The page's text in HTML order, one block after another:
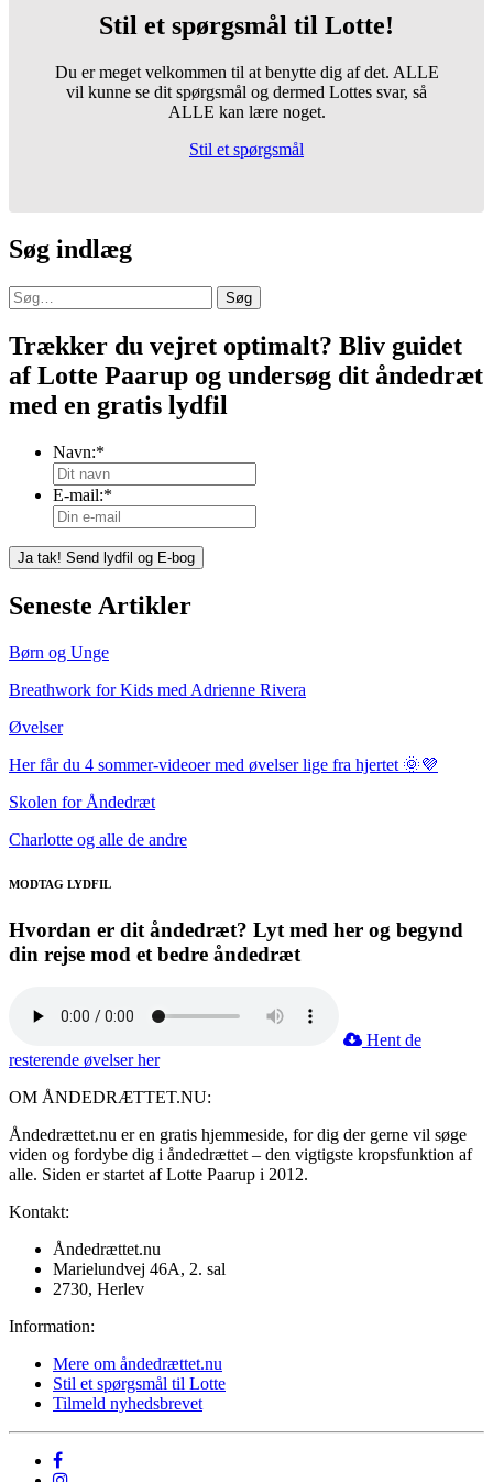
Stil et spørgsmål til Lotte!
Du er meget velkommen til at benytte dig af det. ALLE
vil kunne se dit spørgsmål og dermed Lottes svar, så
ALLE kan lære noget.
Stil et spørgsmål
Søg indlæg
Søg
Trækker du vejret optimalt? Bliv guidet
af Lotte Paarup og undersøg dit åndedræt
med en gratis lydfil
Navn:*
E-mail:*
Seneste Artikler
Børn og Unge
Breathwork for Kids med Adrienne Rivera
Øvelser
Her får du 4 sommer-videoer med øvelser lige fra hjertet 🌞💜
Skolen for Åndedræt
Charlotte og alle de andre
MODTAG LYDFIL
Hvordan er dit åndedræt? Lyt med her og begynd
din rejse mod et bedre åndedræt
Hent de
resterende øvelser her
OM ÅNDEDRÆTTET.NU:
Åndedrættet.nu er en gratis hjemmeside, for dig der gerne vil søge
viden og fordybe dig i åndedrættet – den vigtigste kropsfunktion af
alle. Siden er startet af Lotte Paarup i 2012.
Kontakt:
Åndedrættet.nu
Marielundvej 46A, 2. sal
2730, Herlev
Information:
Mere om åndedrættet.nu
Stil et spørgsmål til Lotte
Tilmeld nyhedsbrevet